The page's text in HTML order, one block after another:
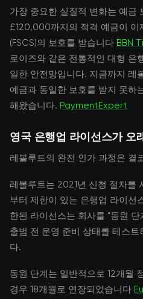
가장 중요한 실질적 변화는 예금
£120,000까지의 적격 예금이 이
(FSCS)의 보호를 받습니다 BBN
로이즈와 같은 전통적인 대형 은
일한 안전망입니다. 지금까지 레
예금과 동일한 보호를 받지 못하
해왔습니다. PaymentExpert
영국 은행업 라이선스가 오
레볼루트의 완전 인가 과정은 결
레볼루트는 2021년 신청 절차를
부터 제한이 있는 은행업 라이선
한된 라이선스는 회사를 "동원
출범 전 운영 준비 상태를 테스
다.
동원 단계는 일반적으로 12개월
경우 18개월로 연장되었습니다